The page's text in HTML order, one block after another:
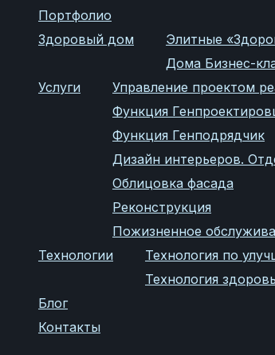
Портфолио
Здоровый дом
Элитные
Дома Бизнес-
Услуги
Управление проектом
Функция
Функция Генподрядчик
Дизайн интерьеров.
Облицовка фасада
Реконструкция
Пожизненное
Технологии
Технология по
Технология
Блог
Контакты